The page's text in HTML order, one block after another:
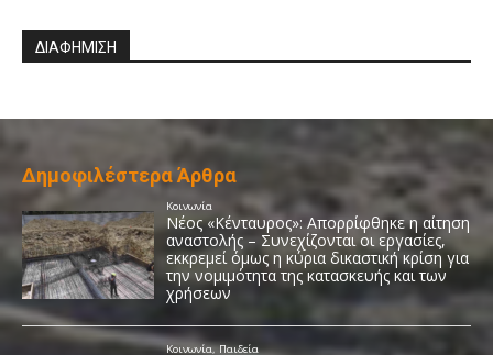
ΔΙΑΦΗΜΙΣΗ
Δημοφιλέστερα Άρθρα